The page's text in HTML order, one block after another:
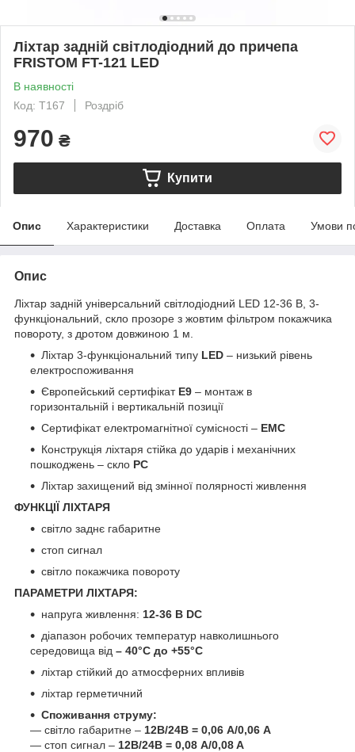
Ліхтар задній світлодіодний до причепа
FRISTOM FT-121 LED
В наявності
Код: T167
Роздріб
970 ₴
Купити
Опис Характеристики Доставка Оплата Умови
Опис
Ліхтар задній універсальний світлодіодний LED 12-36 В, 3-
функціональний, скло прозоре з жовтим фільтром покажчика
повороту, з дротом довжиною 1 м.
Ліхтар 3-функціональний типу LED – низький рівень
електроспоживання
Європейський сертифікат E9 – монтаж в
горизонтальній і вертикальній позиції
Сертифікат електромагнітної сумісності – EMC
Конструкція ліхтаря стійка до ударів і механічних
пошкоджень – скло PC
Ліхтар захищений від змінної полярності живлення
ФУНКЦІЇ ЛІХТАРЯ
світло заднє габаритне
стоп сигнал
світло покажчика повороту
ПАРАМЕТРИ ЛІХТАРЯ:
напруга живлення: 12-36 В DC
діапазон робочих температур навколишнього
середовища від – 40°C до +55°C
ліхтар стійкий до атмосферних впливів
ліхтар герметичний
Споживання струму:
— світло габаритне – 12В/24В = 0,06 А/0,06 A
— стоп сигнал – 12В/24В = 0,08 A/0,08 A